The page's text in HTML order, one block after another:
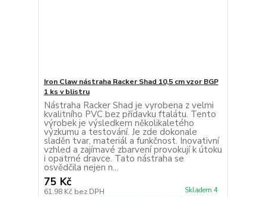
Iron Claw nástraha Racker Shad 10,5 cm vzor BGP
1 ks v blistru
Nástraha Racker Shad je vyrobena z velmi
kvalitního PVC bez přídavku ftalátu. Tento
výrobek je výsledkem několikaletého
výzkumu a testování. Je zde dokonale
sladěn tvar, materiál a funkčnost. Inovativní
vzhled a zajímavé zbarvení provokují k útoku
i opatrné dravce. Tato nástraha se
osvědčila nejen n...
75 Kč
61,98 Kč bez DPH Skladem 4